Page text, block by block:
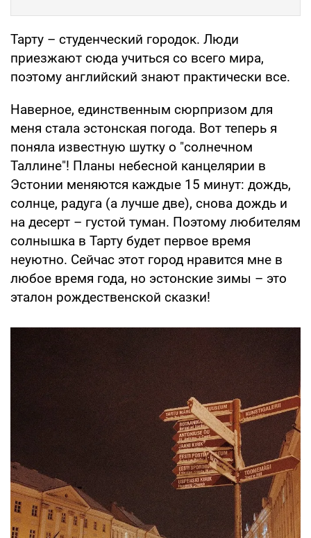
Тарту – студенческий городок. Люди
приезжают сюда учиться со всего мира,
поэтому английский знают практически все.
Наверное, единственным сюрпризом для
меня стала эстонская погода. Вот теперь я
поняла известную шутку о "солнечном
Таллине"! Планы небесной канцелярии в
Эстонии меняются каждые 15 минут: дождь,
солнце, радуга (а лучше две), снова дождь и
на десерт – густой туман. Поэтому любителям
солнышка в Тарту будет первое время
неуютно. Сейчас этот город нравится мне в
любое время года, но эстонские зимы – это
эталон рождественской сказки!